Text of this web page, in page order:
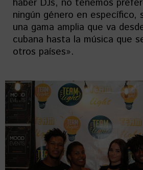
ningún género en específico,
una gama amplia que va
cubana hasta la música que
otros países».